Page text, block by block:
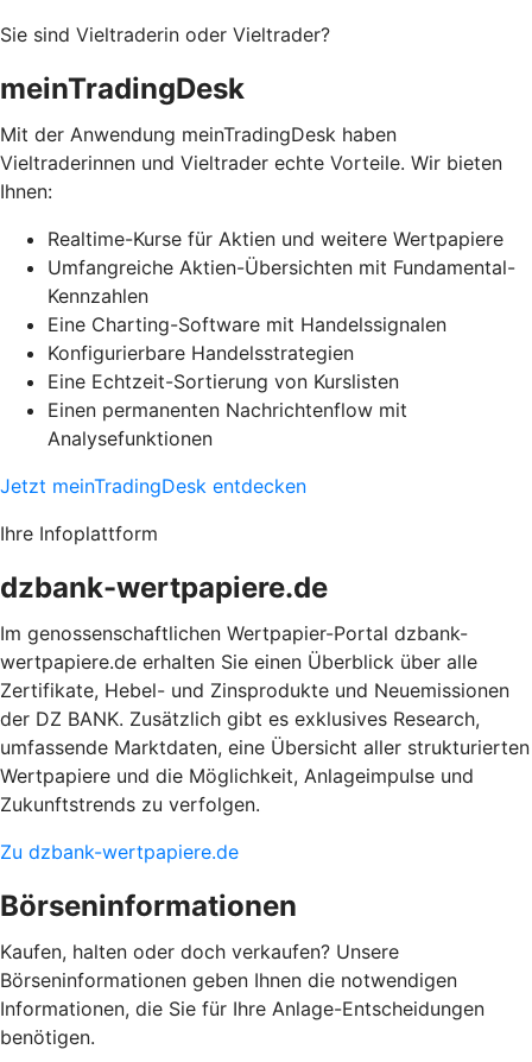
Sie sind Vieltraderin oder Vieltrader?
meinTradingDesk
Mit der Anwendung meinTradingDesk haben
Vieltraderinnen und Vieltrader echte Vorteile. Wir bieten
Ihnen:
Realtime-Kurse für Aktien und weitere Wertpapiere
Umfangreiche Aktien-Übersichten mit Fundamental-
Kennzahlen
Eine Charting-Software mit Handelssignalen
Konfigurierbare Handelsstrategien
Eine Echtzeit-Sortierung von Kurslisten
Einen permanenten Nachrichtenflow mit
Analysefunktionen
Jetzt meinTradingDesk entdecken
Ihre Infoplattform
dzbank-wertpapiere.de
Im genossenschaftlichen Wertpapier-Portal dzbank-
wertpapiere.de erhalten Sie einen Überblick über alle
Zertifikate, Hebel- und Zinsprodukte und Neuemissionen
der DZ BANK. Zusätzlich gibt es exklusives Research,
umfassende Marktdaten, eine Übersicht aller strukturierten
Wertpapiere und die Möglichkeit, Anlageimpulse und
Zukunftstrends zu verfolgen.
Zu dzbank-wertpapiere.de
Börseninformationen
Kaufen, halten oder doch verkaufen? Unsere
Börseninformationen geben Ihnen die notwendigen
Informationen, die Sie für Ihre Anlage-Entscheidungen
benötigen.